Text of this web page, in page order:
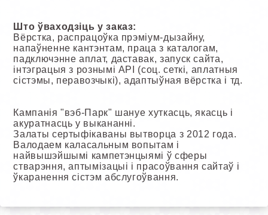
Што ўваходзіць у заказ:
Вёрстка, распрацоўка прэміум-дызайну,
напаўненне кантэнтам, праца з каталогам,
падключэнне аплат, даставак, запуск сайта,
інтэграцыя з рознымі API (соц. сеткі, аплатныя
сістэмы, перавозчыкі), адаптыўная вёрстка і тд.
Кампанія "вэб-Парк" шануе хуткасць, якасць і
акуратнасць у выкананні.
Залаты сертыфікаваны вытворца з 2012 года.
Валодаем каласальным вопытам і
найвышэйшымі кампетэнцыямі ў сферы
стварэння, аптымізацыі і прасоўвання сайтаў і
ўкаранення сістэм абслугоўвання.